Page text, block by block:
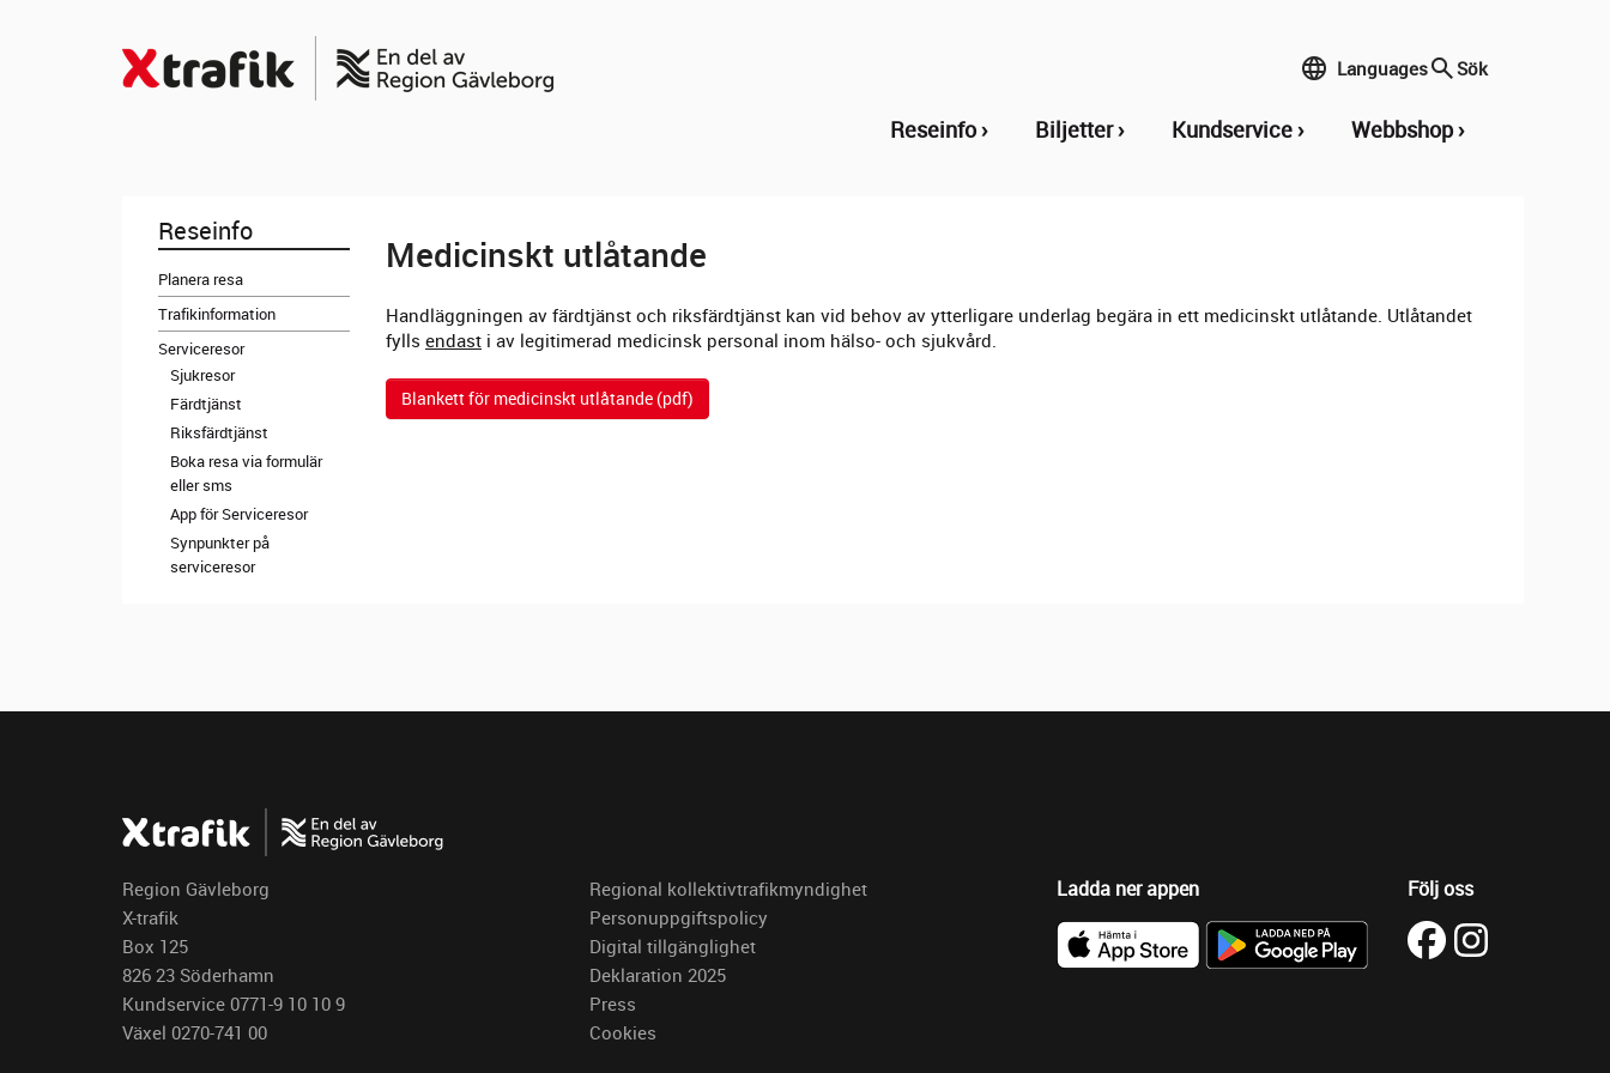
Languages Sök
Reseinfo Biljetter Kundservice Webbshop
Reseinfo
Planera resa
Trafikinformation
Serviceresor
Sjukresor
Färdtjänst
Riksfärdtjänst
Boka resa via formulär
eller sms
App för Serviceresor
Synpunkter på
serviceresor
Medicinskt utlåtande
Handläggningen av färdtjänst och riksfärdtjänst kan vid behov av ytterligare underlag begära in ett medicinskt utlåtande. Utlåtandet
fylls endast i av legitimerad medicinsk personal inom hälso- och sjukvård.
Blankett för medicinskt utlåtande (pdf)
Region Gävleborg
X-trafik
Box 125
826 23 Söderhamn
Kundservice 0771-9 10 10 9
Växel 0270-741 00
Regional kollektivtrafikmyndighet
Personuppgiftspolicy
Digital tillgänglighet
Deklaration 2025
Press
Cookies
Ladda ner appen Följ oss